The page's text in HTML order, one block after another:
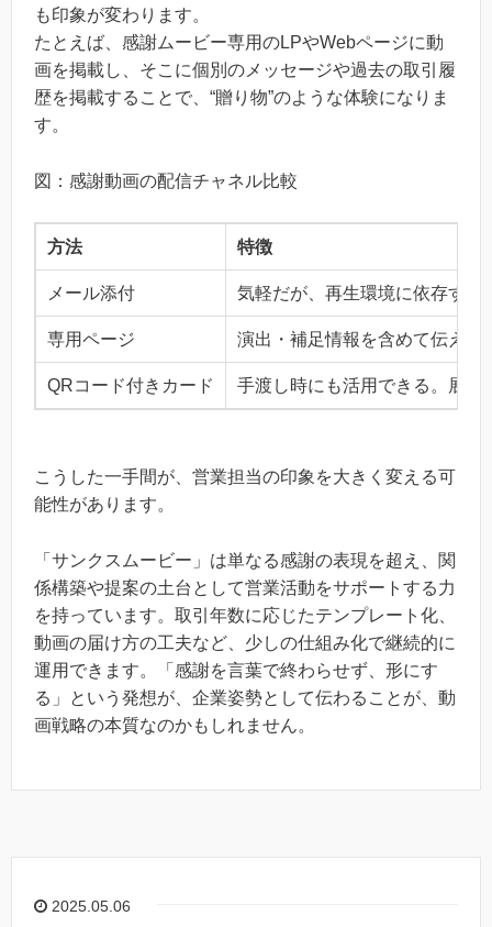
も印象が変わります。
たとえば、感謝ムービー専用のLPやWebページに動
画を掲載し、そこに個別のメッセージや過去の取引履
歴を掲載することで、“贈り物”のような体験になりま
す。
図：感謝動画の配信チャネル比較
方法 特徴
メール添付 気軽だが、再生環境に依存する
専用ページ 演出・補足情報を含めて伝えら
QRコード付きカード 手渡し時にも活用できる。展示
こうした一手間が、営業担当の印象を大きく変える可
能性があります。
「サンクスムービー」は単なる感謝の表現を超え、関
係構築や提案の土台として営業活動をサポートする力
を持っています。取引年数に応じたテンプレート化、
動画の届け方の工夫など、少しの仕組み化で継続的に
運用できます。「感謝を言葉で終わらせず、形にす
る」という発想が、企業姿勢として伝わることが、動
画戦略の本質なのかもしれません。
2025.05.06